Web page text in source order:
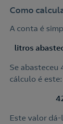
Como
A conta é
litros
Se abasteceu
cálculo é este:
Este valor